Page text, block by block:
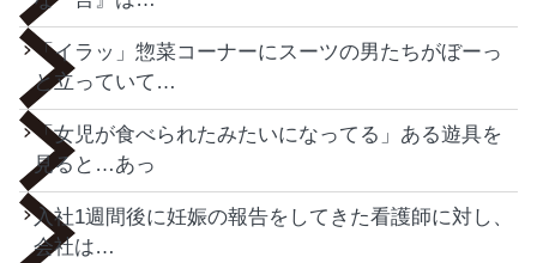
「イラッ」惣菜コーナーにスーツの男たちがぼーっ
と立っていて…
「女児が食べられたみたいになってる」ある遊具を
見ると…あっ
入社1週間後に妊娠の報告をしてきた看護師に対し、
会社は…